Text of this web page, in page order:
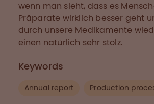
wenn man sieht, dass es
Präparate wirklich besser geht
durch unsere Medikamente
einen natürlich sehr stolz.
Keywords
Annual report Production